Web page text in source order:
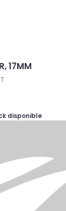
17MM
disponible